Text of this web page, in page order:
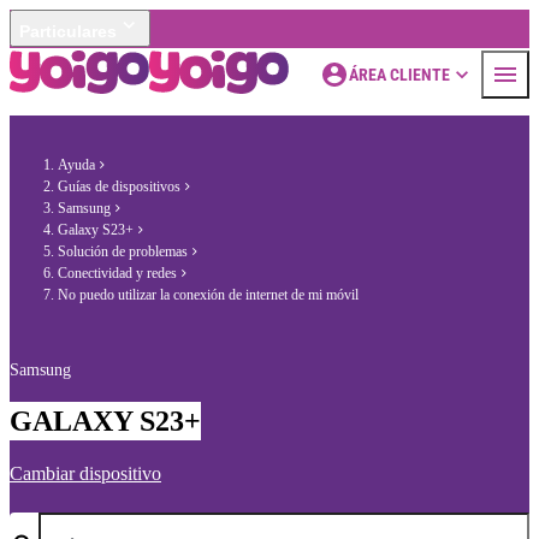
ÁREA CLIENTE
Ayuda
Guías de dispositivos
Samsung
Galaxy S23+
Solución de problemas
Conectividad y redes
No puedo utilizar la conexión de internet de mi móvil
Samsung
GALAXY S23+
Cambiar dispositivo